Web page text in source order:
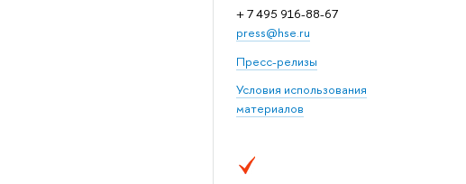
+ 7 495 916-88-67
press@hse.ru
Пресс-релизы
Условия использования
материалов